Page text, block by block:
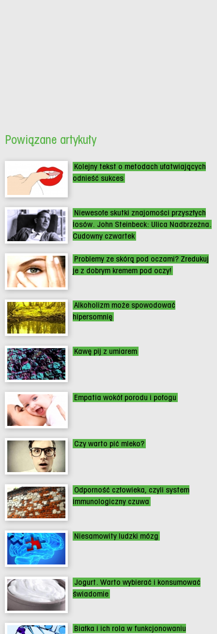
Powiązane artykuły
Kolejny tekst o metodach ułatwiających
odnieść sukces
Niewesołe skutki znajomości przyszłych
losów. John Steinbeck: Ulica Nadbrzeżna.
Cudowny czwartek
Problemy ze skórą pod oczami? Zredukuj
je z dobrym kremem pod oczy!
Alkoholizm może spowodować
hipersomnię
Kawę pij z umiarem
Empatia wokół porodu i połogu
Czy warto pić mleko?
Odporność człowieka, czyli system
immunologiczny czuwa
Niesamowity ludzki mózg
Jogurt. Warto wybierać i konsumować
świadomie
Białka i ich rola w funkcjonowaniu